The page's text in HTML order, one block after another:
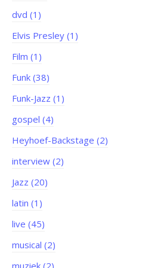
dvd (1)
Elvis Presley (1)
Film (1)
Funk (38)
Funk-Jazz (1)
gospel (4)
Heyhoef-Backstage (2)
interview (2)
Jazz (20)
latin (1)
live (45)
musical (2)
muziek (2)